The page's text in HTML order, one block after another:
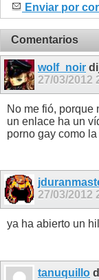
Enviar por
Comentarios
wolf_noir
27/03/2012
No me fió, porque
un enlace ha un
porno gay como
27/03/2012
ya ha abierto un
tanuquillo